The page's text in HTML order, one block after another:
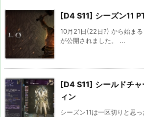
[D4 S11] シーズン11
10月21日(22日?) から始まる
が公開されました。 ...
[D4 S11] シールドチ
ィン
シーズン11は一区切りと思